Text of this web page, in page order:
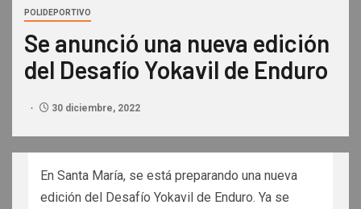
POLIDEPORTIVO
Se anunció una nueva edición
del Desafío Yokavil de Enduro
30 diciembre, 2022
En Santa María, se está preparando una nueva
edición del Desafío Yokavil de Enduro. Ya se